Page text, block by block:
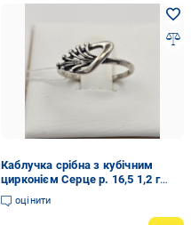
Каблучка срібна з кубічним
цирконієм Серце р. 16,5 1,2 г
(3039550151)
оцінити